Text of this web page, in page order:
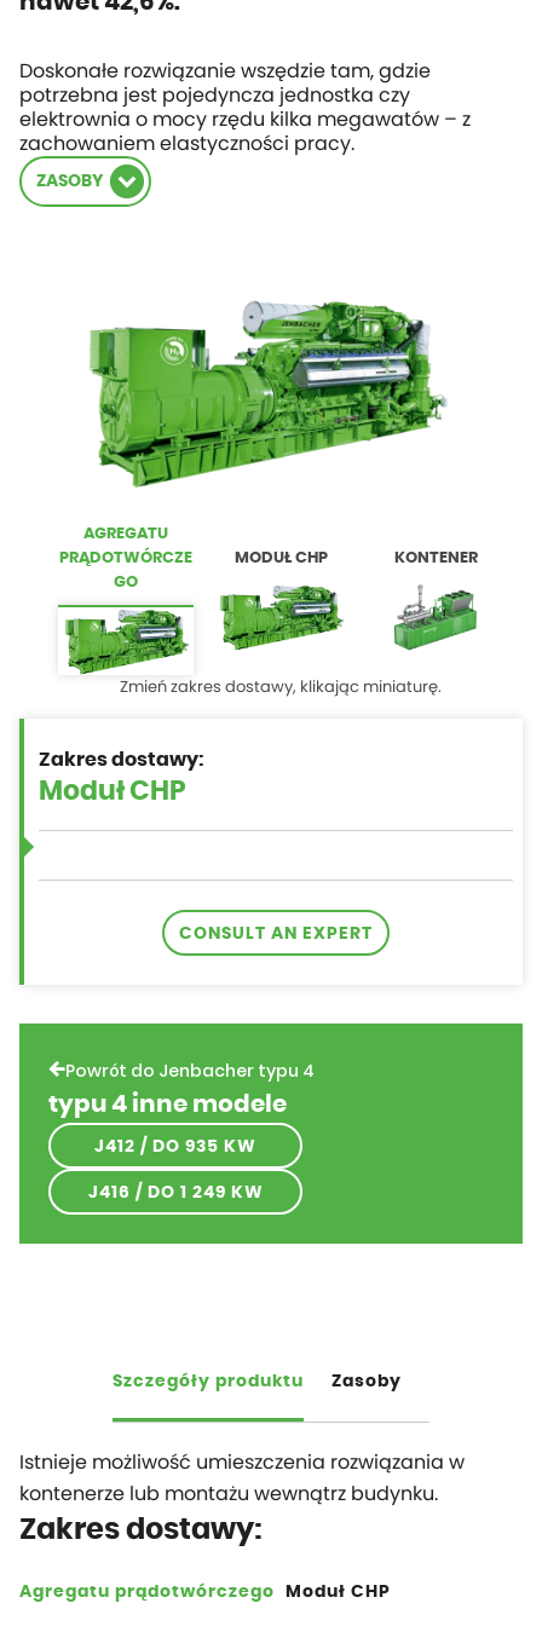
Doskonałe rozwiązanie wszędzie tam, gdzie
potrzebna jest pojedyncza jednostka czy
elektrownia o mocy rzędu kilka megawatów – z
zachowaniem elastyczności pracy.
ZASOBY
AGREGATU
PRĄDOTWÓRCZE
GO
MODUŁ CHP KONTENER
Zmień zakres dostawy, klikając miniaturę.
Zakres dostawy:
CONSULT AN EXPERT
Powrót do Jenbacher typu 4
typu 4 inne modele
J412 / DO 935 KW
J416 / DO 1 249 KW
Szczegóły produktu Zasoby
Istnieje możliwość umieszczenia rozwiązania w
kontenerze lub montażu wewnątrz budynku.
Zakres dostawy:
Agregatu prądotwórczego Moduł CHP